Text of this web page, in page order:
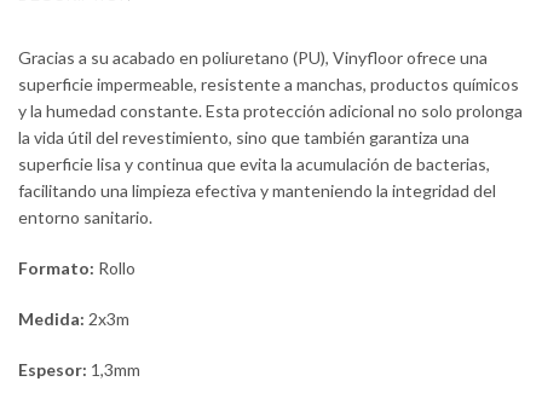
Gracias a su acabado en poliuretano (PU), Vinyfloor ofrece una
superficie impermeable, resistente a manchas, productos químicos
y la humedad constante. Esta protección adicional no solo prolonga
la vida útil del revestimiento, sino que también garantiza una
superficie lisa y continua que evita la acumulación de bacterias,
facilitando una limpieza efectiva y manteniendo la integridad del
entorno sanitario.
Formato: Rollo
Medida: 2x3m
Espesor: 1,3mm